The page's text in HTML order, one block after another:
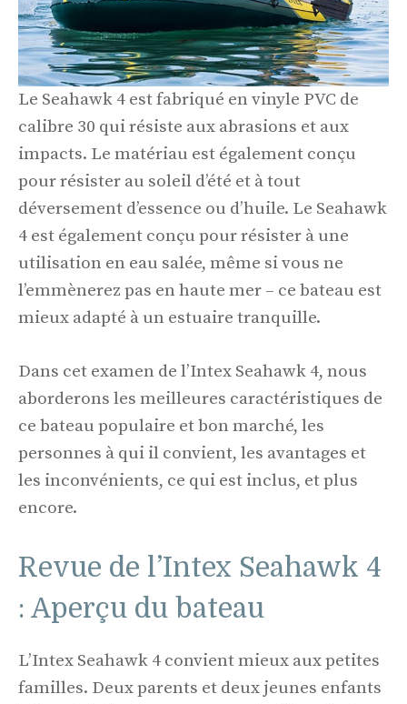
Le Seahawk 4 est fabriqué en vinyle PVC de
calibre 30 qui résiste aux abrasions et aux
impacts. Le matériau est également conçu
pour résister au soleil d’été et à tout
déversement d’essence ou d’huile. Le Seahawk
4 est également conçu pour résister à une
utilisation en eau salée, même si vous ne
l’emmènerez pas en haute mer – ce bateau est
mieux adapté à un estuaire tranquille.
Dans cet examen de l’Intex Seahawk 4, nous
aborderons les meilleures caractéristiques de
ce bateau populaire et bon marché, les
personnes à qui il convient, les avantages et
les inconvénients, ce qui est inclus, et plus
encore.
Revue de l’Intex Seahawk 4
: Aperçu du bateau
L’Intex Seahawk 4 convient mieux aux petites
familles. Deux parents et deux jeunes enfants